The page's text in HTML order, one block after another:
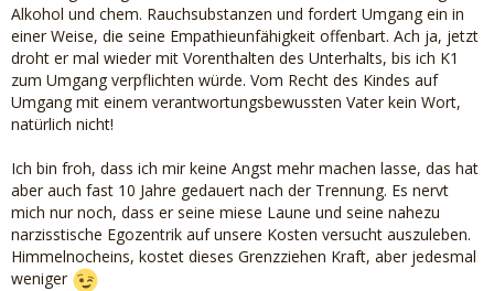
denkt. Ob es ihm einfach egal ist, dass diese Lügerei unsere
Tochter einfach nur verletzt? Oder will er sie vielleicht sogar
auf eine völlig unbeholfene und verquere Art und Weise
beschützen, weil er denkt, sie ist enttäuscht, wenn die
beiden ohne sie in Urlaub fahren?
Aktionen immer ein kleines Stück weiter von sich wegstößt.
Das versteht er aber leider nicht.
Alkohol und chem. Rauchsubstanzen und fordert Umgang ein in
einer Weise, die seine Empathieunfähigkeit offenbart. Ach ja, jetzt
droht er mal wieder mit Vorenthalten des Unterhalts, bis ich K1
zum Umgang verpflichten würde. Vom Recht des Kindes auf
Umgang mit einem verantwortungsbewussten Vater kein Wort,
natürlich nicht!
Ich bin froh, dass ich mir keine Angst mehr machen lasse, das hat
aber auch fast 10 Jahre gedauert nach der Trennung. Es nervt
mich nur noch, dass er seine miese Laune und seine nahezu
narzisstische Egozentrik auf unsere Kosten versucht auszuleben.
Himmelnocheins, kostet dieses Grenzziehen Kraft, aber jedesmal
weniger